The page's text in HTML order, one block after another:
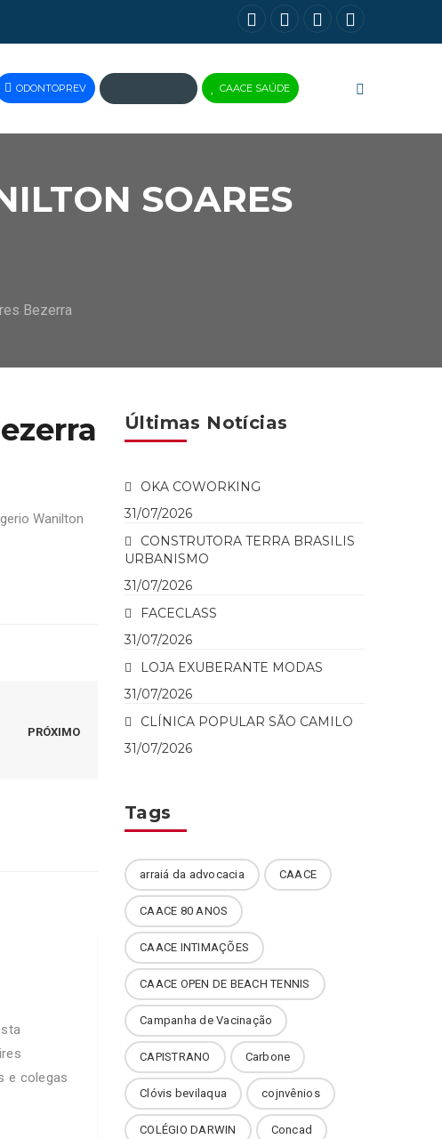
ODONTOPREV
JUS
CAACE SAÚDE
SOARES
Bezerra
Wanilton
PRÓXIMO
e colegas
Últimas Notícias
OKA COWORKING
31/07/2026
CONSTRUTORA TERRA BRASILIS
URBANISMO
31/07/2026
FACECLASS
31/07/2026
LOJA EXUBERANTE MODAS
31/07/2026
CLÍNICA POPULAR SÃO CAMILO
31/07/2026
Tags
arraiá da advocacia CAACE
CAACE 80 ANOS
CAACE INTIMAÇÕES
CAACE OPEN DE BEACH TENNIS
Campanha de Vacinação
CAPISTRANO Carbone
Clóvis bevilaqua cojnvênios
COLÉGIO DARWIN Concad